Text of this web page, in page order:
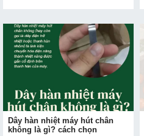
điểm của thiết bị này để có
thêm thông tin và giúp bạn đưa
ra lựa chọn phù hợp, hiệu quả
hơn nhé!
Dây hàn nhiệt máy hút chân
không là gì? cách chọn